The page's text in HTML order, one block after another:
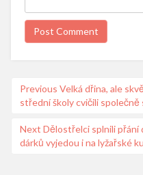
Navigace
pro
příspěvek
Previous Previous
post:
Velká dřina, ale
střední školy cvičili
Next Next
post:
Dělostřelci splnili přání
dárků vyjedou i na lyžařské